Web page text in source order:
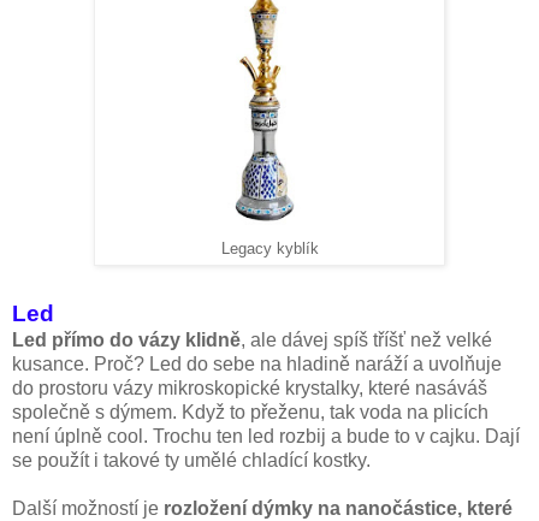
Legacy kyblík
Led
Led přímo do vázy klidně, ale dávej spíš tříšť než velké
kusance. Proč? Led do sebe na hladině naráží a uvolňuje
do prostoru vázy mikroskopické krystalky, které nasáváš
společně s dýmem. Když to přeženu, tak voda na plicích
není úplně cool. Trochu ten led rozbij a bude to v cajku. Dají
se použít i takové ty umělé chladící kostky.
Další možností je rozložení dýmky na nanočástice, které